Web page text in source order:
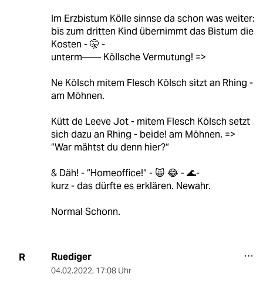
Im Erzbistum Kölle sinnse da schon was weiter:
bis zum dritten Kind übernimmt das Bistum die
Kosten - 🤫 -
unterm—— Köllsche Vermutung! =>
Ne Kölsch mitem Flesch Kölsch sitzt an Rhing -
am Möhnen.
Kütt de Leeve Jot - mitem Flesch Kölsch setzt
sich dazu an Rhing - beide! am Möhnen. =>
“War mähtst du denn hier?“
& Däh! - “Homeoffice!“ - 🙀 😂 - 🌊-
kurz - das dürfte es erklären. Newahr.
Normal Schonn.
R Ruediger
04.02.2022, 17:08 Uhr